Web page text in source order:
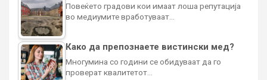
Повеќето градови кои имаат лоша репутација
во медиумите вработуваат…
Како да препознаете вистински мед?
Многумина со години се обидуваат да го
проверат квалитетот…